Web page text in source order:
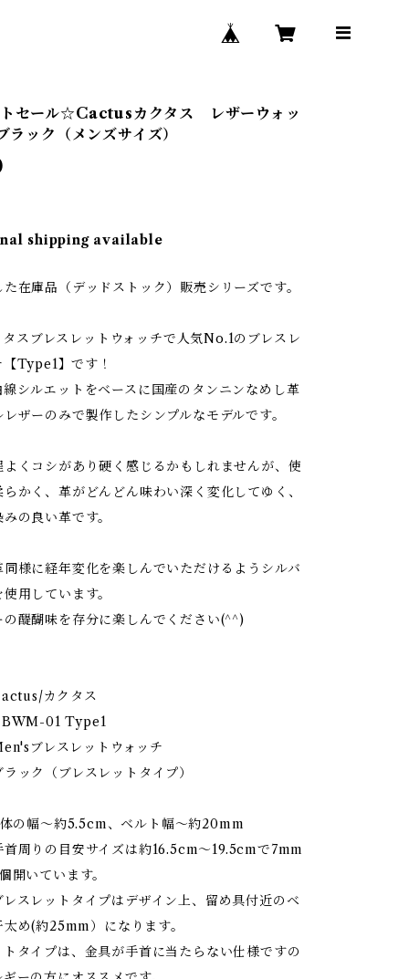
トセール☆Cactusカクタス レザーウォッ
ック（メンズサイズ）
shipping available
在庫品（デッドストック）販売シリーズです。
スブレスレットウォッチで人気No.1のブレスレ
Type1】です！
シルエットをベースに国産のタンニンなめし革
ザーのみで製作したシンプルなモデルです。
くコシがあり硬く感じるかもしれませんが、使
かく、革がどんどん味わい深く変化してゆく、
の良い革です。
様に経年変化を楽しんでいただけるようシルバ
用しています。
の醍醐味を存分に楽しんでください(^^)
カクタス
01 Type1
スレットウォッチ
ブレスレットタイプ）
の幅～約5.5cm、ベルト幅～約20mm
目安サイズは約16.5cm～19.5cmで7mm
開いています。
トタイプはデザイン上、留め具付近のベ
め(約25mm）になります。
タイプは、金具が手首に当たらない仕様ですの